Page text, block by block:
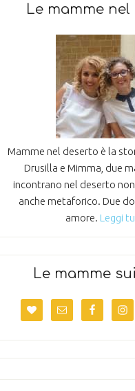
Le mamme
Mamme nel deserto è la
Drusilla e Mimma, due
incontrano nel deserto
anche metaforico. Due
amore. Leggi
Le mamme